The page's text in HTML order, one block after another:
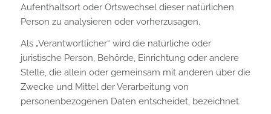
Aufenthaltsort oder Ortswechsel dieser natürlichen
Person zu analysieren oder vorherzusagen.
Als „Verantwortlicher“ wird die natürliche oder
juristische Person, Behörde, Einrichtung oder andere
Stelle, die allein oder gemeinsam mit anderen über die
Zwecke und Mittel der Verarbeitung von
personenbezogenen Daten entscheidet, bezeichnet.